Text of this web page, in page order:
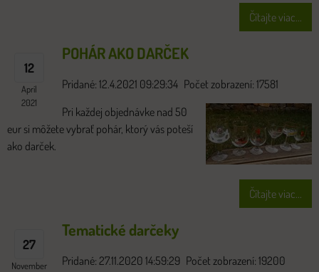
Čítajte viac...
12
Apríl
2021
POHÁR AKO DARČEK
Pridané: 12.4.2021 09:29:34 Počet zobrazení: 17581
Pri každej objednávke nad 50
eur si môžete vybrať pohár, ktorý vás poteší
ako darček.
Čítajte viac...
27
November
Tematické darčeky
Pridané: 27.11.2020 14:59:29 Počet zobrazení: 19200